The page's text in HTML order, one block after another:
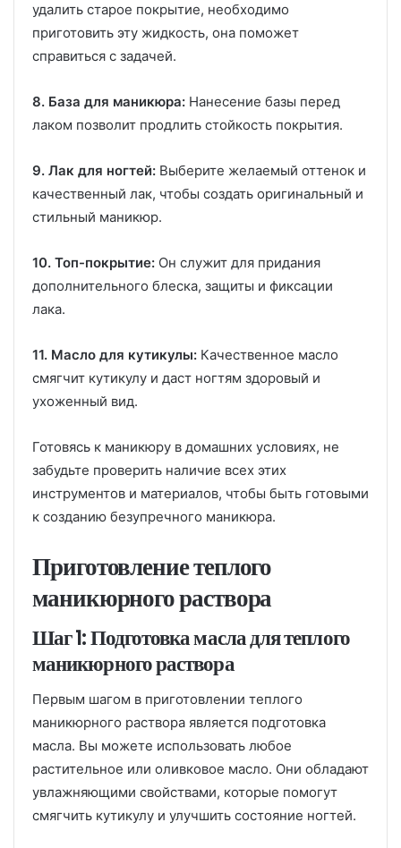
удалить старое покрытие, необходимо
приготовить эту жидкость, она поможет
справиться с задачей.
8. База для маникюра: Нанесение базы перед
лаком позволит продлить стойкость покрытия.
9. Лак для ногтей: Выберите желаемый оттенок и
качественный лак, чтобы создать оригинальный и
стильный маникюр.
10. Топ-покрытие: Он служит для придания
дополнительного блеска, защиты и фиксации
лака.
11. Масло для кутикулы: Качественное масло
смягчит кутикулу и даст ногтям здоровый и
ухоженный вид.
Готовясь к маникюру в домашних условиях, не
забудьте проверить наличие всех этих
инструментов и материалов, чтобы быть готовыми
к созданию безупречного маникюра.
Приготовление теплого
маникюрного раствора
Шаг 1: Подготовка масла для теплого
маникюрного раствора
Первым шагом в приготовлении теплого
маникюрного раствора является подготовка
масла. Вы можете использовать любое
растительное или оливковое масло. Они обладают
увлажняющими свойствами, которые помогут
смягчить кутикулу и улучшить состояние ногтей.